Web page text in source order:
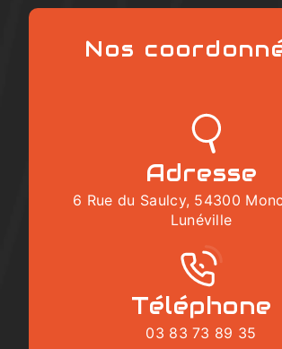
Nos
Adresse
6 Rue du Saulcy, 54300
Lunéville
Téléphone
03 83 73 89 35